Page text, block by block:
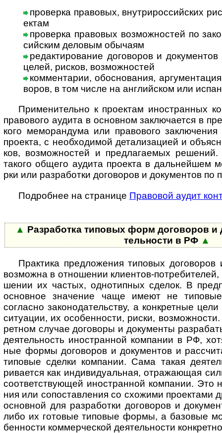
проверка правовых, внутрироссийских
ектам
проверка правовых возможностей по
сий­ским дело­вым обы­чаям
редактирование договоров и документов
целей, рис­ков, воз­мож­ностей
комментарии, обоснования,
во­ров, в том числе на анг­лий­ском или
Применительно к проектам иностранных
пра­во­вого аудита в основ­ном зак­лю­ча­ется в
кого мемо­ран­дума или пра­во­вого
про­екта, с необ­хо­ди­мой дета­ли­за­цией и
ков, воз­мож­нос­тей и пред­ла­гае­мых
такого общего аудита про­екта в даль­ней­шем
рки или раз­рабо­тки дого­во­ров и доку­мен­тов по
Подробнее на странице Пра­во­вой аудит
▲ Разработка типовых форм договоров и
тель­но­сти в РФ ▲
Практика предложения типовых
возмо­жна в отно­ше­нии кли­ен­тов-­
ше­нии их час­тых, одно­тип­ных сде­лок. В
основ­ное значе­ние чаще имеют не
согла­сно зако­но­да­тель­ству, а конк­рет­ные
ситу­ации, их осо­бен­ности, риски,
рет­ном слу­чае дого­воры и доку­менты
дея­тель­ность ино­ст­ран­ной ком­па­нии в РФ,
ные формы дого­воров и доку­мен­тов и
типо­вые сде­лки ком­пании. Сама такая
рива­ется как инди­виду­аль­ная, отра­жа­ющая
соот­вет­ст­вую­щей ино­ст­ран­ной ком­па­нии. Это
ния или сопо­став­ле­ния со схо­жими про­ек­тами
основ­ной для раз­рабо­тки дого­во­ров и
либо их гото­вые типо­вые формы, а базо­вые
бен­ности ком­мер­чес­кой дея­тель­но­сти